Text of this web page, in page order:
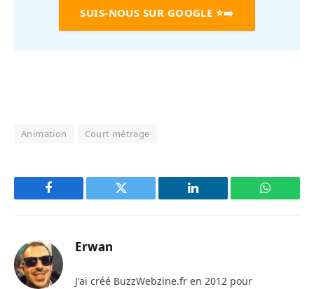
SUIS-NOUS SUR GOOGLE ⭐➡️
Animation Court métrage
Facebook Twitter LinkedIn
Erwan
J'ai créé BuzzWebzine.fr en 2012 pour